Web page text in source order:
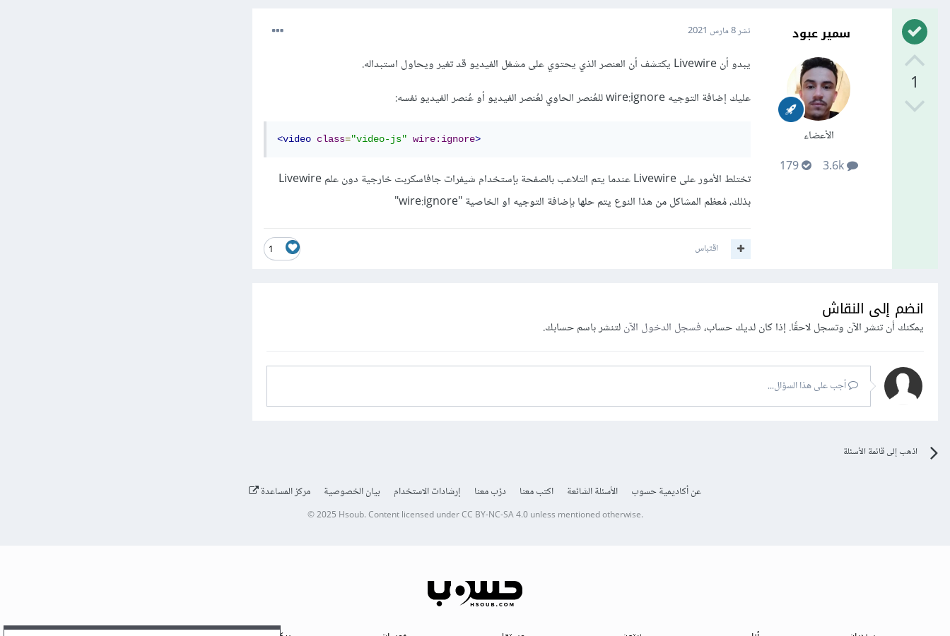
1
سمير عبود
الأعضاء
3.6k
179
نشر8 مارس 2021
يبدو أن Livewire يكتشف أن العنصر الذي يحتوي على مشغل الفيديو قد تغير ويحاول استبداله.
عليك إضافة التوجيه wire:ignore للعُنصر الحاوي لعُنصر الفيديو أو عُنصر الفيديو نفسه:
<video class="video-js" wire:ignore>
تختلط الأمور على Livewire عندما يتم التلاعب بالصفحة بإستخدام شيفرات جافاسكربت خارجية دون علم Livewire
بذلك، مُعظم المشاكل من هذا النوع يتم حلها بإضافة التوجيه او الخاصية "wire:ignore"
1 اقتباس
انضم إلى النقاش
يمكنك أن تنشر الآن وتسجل لاحقًا. إذا كان لديك حساب،فسجل الدخول الآنلتنشر باسم حسابك.
أجب على هذا السؤال...
اذهب إلى قائمة الأسئلة
عن أكاديمية حسوب الأسئلة الشائعة اكتب معنا درّب معنا إرشادات الاستخدام بيان الخصوصية مركز المساعدة
© 2025 Hsoub.Content licensed underCC BY-NC-SA 4.0unless mentioned otherwise.